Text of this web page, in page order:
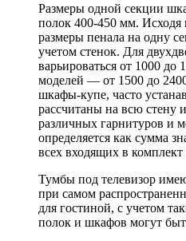
Размеры одной секции
полок 400-450 мм. Исходя
размеры пенала на одну
учетом стенок. Для
варьироваться от 1000 до
моделей — от 1500 до
шкафы-купе, часто
рассчитаны на всю
различных гарнитуров и
определяется как сумма
всех входящих в комплект
Тумбы под телевизор
при самом
для гостиной, с учетом
полок и шкафов могут